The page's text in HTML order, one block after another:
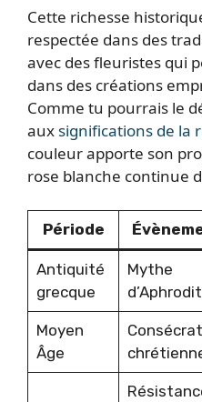
Cette richesse
respectée dans des
avec des fleuristes qui
dans des créations
Comme tu pourrais le
aux significations de la
couleur apporte son
rose blanche continue
Période
Antiquité
grecque
Mythe
Moyen
Âge